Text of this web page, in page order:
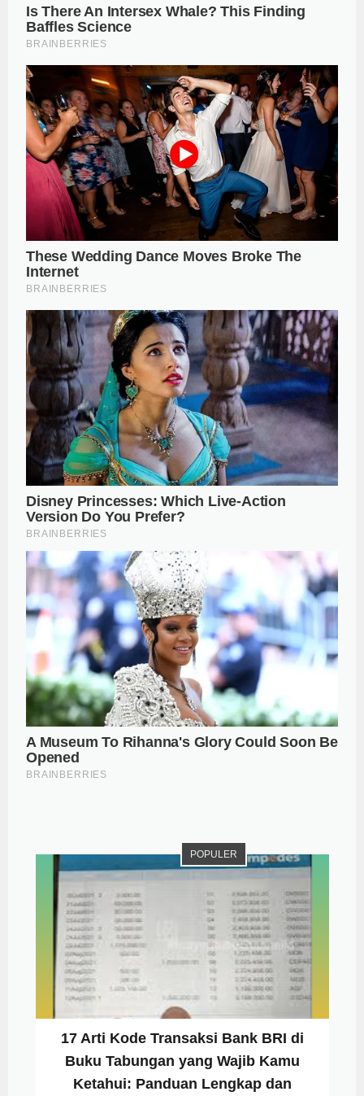
POPULER
17 Arti Kode Transaksi Bank BRI di
Buku Tabungan yang Wajib Kamu
Ketahui: Panduan Lengkap dan